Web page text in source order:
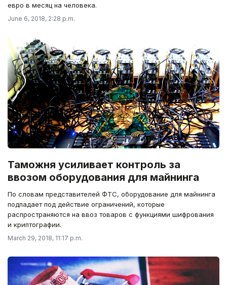
евро в месяц на человека.
June 6, 2018, 2:28 p.m.
Таможня усиливает контроль за
ввозом оборудования для майнинга
По словам представителей ФТС, оборудование для майнинга
подпадает под действие ограничений, которые
распространяются на ввоз товаров с функциями шифрования
и криптографии.
March 29, 2018, 11:17 p.m.